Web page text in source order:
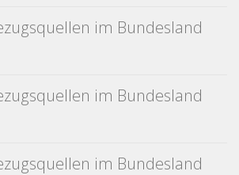
im Bundesland
im Bundesland
im Bundesland